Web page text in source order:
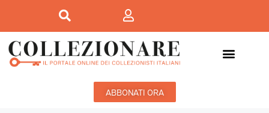
ABBONATI ORA